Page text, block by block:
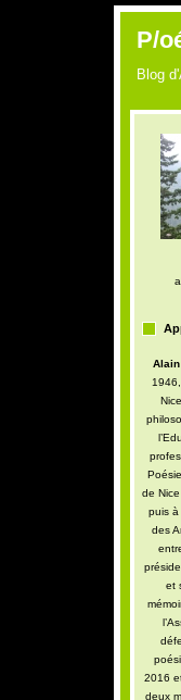
P/
Blog
de Nice
puis à
des
et
2016
deux